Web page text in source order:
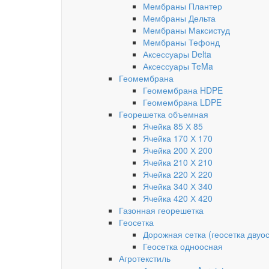
Мембраны Плантер
Мембраны Дельта
Мембраны Максистуд
Мембраны Тефонд
Аксессуары Delta
Аксессуары TeMa
Геомембрана
Геомембрана HDPE
Геомембрана LDPE
Георешетка объемная
Ячейка 85 Х 85
Ячейка 170 Х 170
Ячейка 200 Х 200
Ячейка 210 Х 210
Ячейка 220 Х 220
Ячейка 340 Х 340
Ячейка 420 Х 420
Газонная георешетка
Геосетка
Дорожная сетка (геосетка
Геосетка одноосная
Агротекстиль